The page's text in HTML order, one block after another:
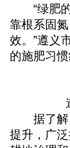
“绿肥的
靠根系固
效。”遵义
的施肥习
遵
据了解，
提升，广